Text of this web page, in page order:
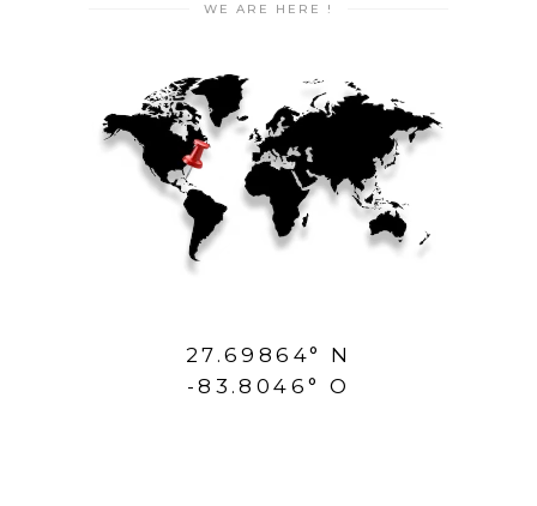
WE ARE HERE !
27.69864° N
-83.8046° O